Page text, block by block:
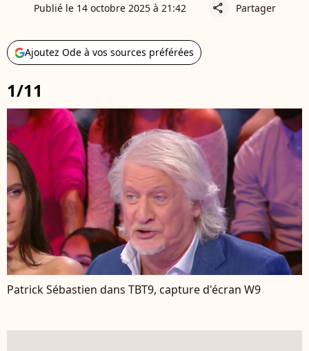
Publié le 14 octobre 2025 à 21:42 share Partager
Ajoutez Ode à vos sources préférées
1/11
Patrick Sébastien dans TBT9, capture d'écran W9